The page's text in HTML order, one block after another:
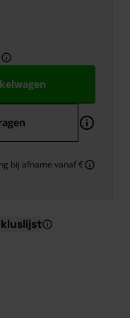
bij afname vanaf €
kluslijst